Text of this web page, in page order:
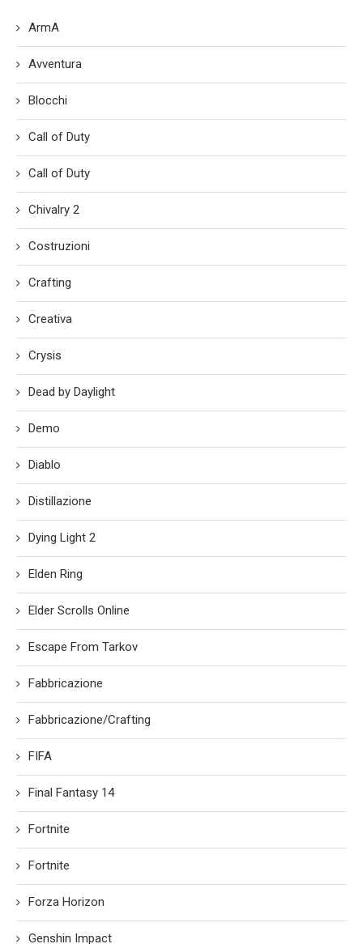
ArmA
Avventura
Blocchi
Call of Duty
Call of Duty
Chivalry 2
Costruzioni
Crafting
Creativa
Crysis
Dead by Daylight
Demo
Diablo
Distillazione
Dying Light 2
Elden Ring
Elder Scrolls Online
Escape From Tarkov
Fabbricazione
Fabbricazione/Crafting
FIFA
Final Fantasy 14
Fortnite
Fortnite
Forza Horizon
Genshin Impact